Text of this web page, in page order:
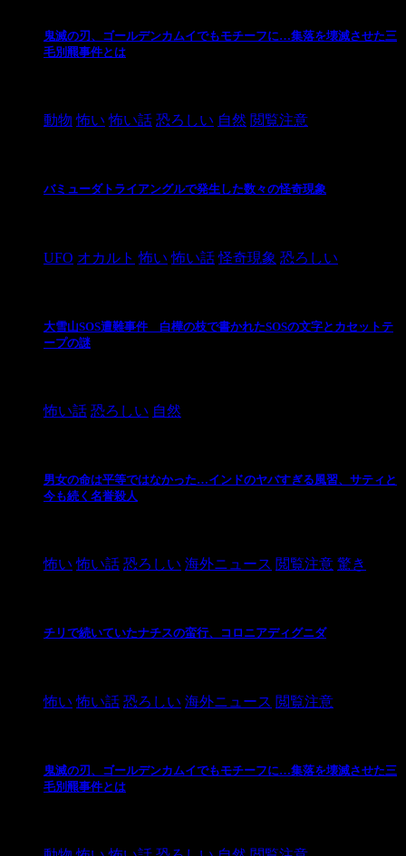
鬼滅の刃、ゴールデンカムイでもモチーフに…集落を壊滅させた三
毛別羆事件とは
動物 怖い 怖い話 恐ろしい 自然 閲覧注意
バミューダトライアングルで発生した数々の怪奇現象
UFO オカルト 怖い 怖い話 怪奇現象 恐ろしい
大雪山SOS遭難事件 白樺の枝で書かれたSOSの文字とカセットテ
ープの謎
怖い話 恐ろしい 自然
男女の命は平等ではなかった…インドのヤバすぎる風習、サティと
今も続く名誉殺人
怖い 怖い話 恐ろしい 海外ニュース 閲覧注意 驚き
チリで続いていたナチスの蛮行、コロニアディグニダ
怖い 怖い話 恐ろしい 海外ニュース 閲覧注意
鬼滅の刃、ゴールデンカムイでもモチーフに…集落を壊滅させた三
毛別羆事件とは